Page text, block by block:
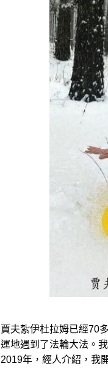
賈夫紮伊杜拉姆已經70
運地遇到了法輪大法。
2019年，經人介紹，我